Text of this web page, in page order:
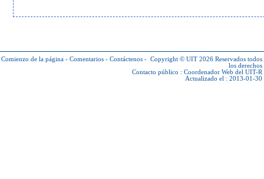
Comienzo de la página - Comentarios - Contáctenos - Copyright © UIT 2026 Reservados todos
los derechos
Contacto público : Coordenador Web del UIT-R
Actualizado el : 2013-01-30